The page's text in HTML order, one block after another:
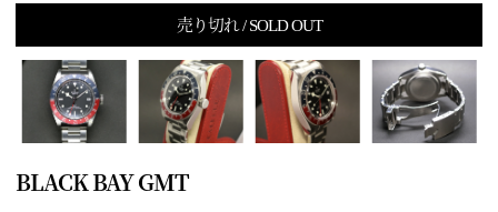
売り切れ / SOLD OUT
BLACK BAY GMT